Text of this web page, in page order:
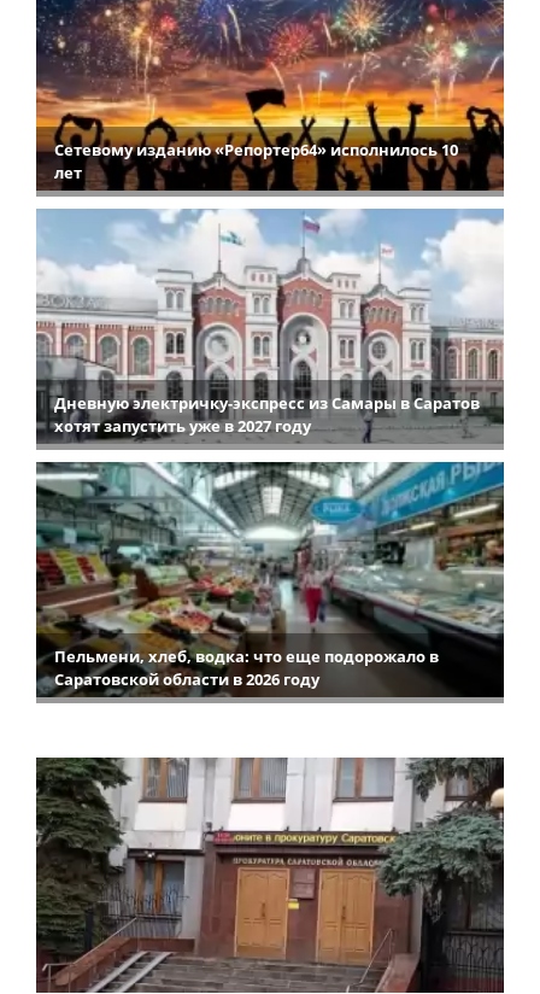
Сетевому изданию «Репортер64» исполнилось 10
лет
Дневную электричку-экспресс из Самары в Саратов
хотят запустить уже в 2027 году
Пельмени, хлеб, водка: что еще подорожало в
Саратовской области в 2026 году